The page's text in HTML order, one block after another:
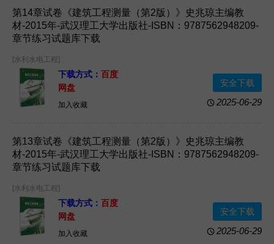
第14章试卷《建筑工程测量（第2版）》史兆琼主编教
材-2015年-武汉理工大学出版社-ISBN：9787562948209-
章节练习试题库下载
[水利水电工程]
下载方式： 百度
网盘
加入收藏 2025-06-29
安全下载
第13章试卷《建筑工程测量（第2版）》史兆琼主编教
材-2015年-武汉理工大学出版社-ISBN：9787562948209-
章节练习试题库下载
[水利水电工程]
下载方式： 百度
网盘
加入收藏 2025-06-29
安全下载